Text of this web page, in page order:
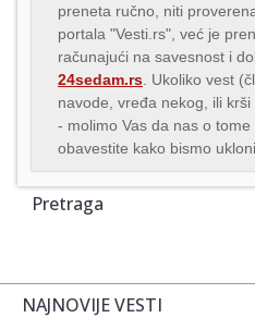
preneta ručno, niti
portala "Vesti.rs", već je
računajući na savesnost i
24sedam.rs . Ukoliko vest
navode, vređa nekog, ili
- molimo Vas da nas o tome
obavestite kako bismo
Pretraga
NAJNOVIJE VESTI